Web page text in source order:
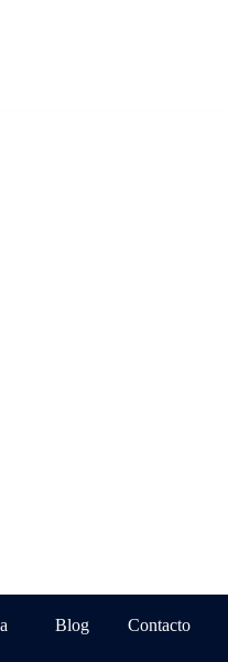
Blog Contacto